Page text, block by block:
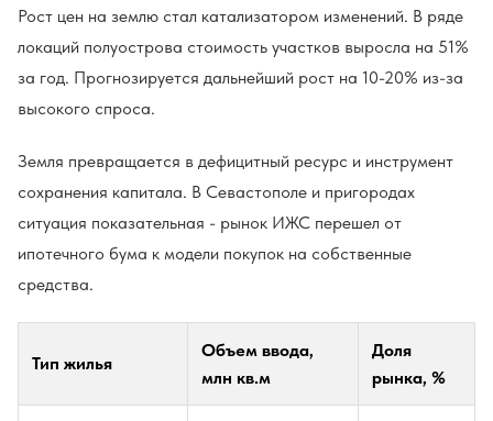
Рост цен на землю стал катализатором изменений. В ряде
локаций полуострова стоимость участков выросла на 51%
за год. Прогнозируется дальнейший рост на 10-20% из-за
высокого спроса.
Земля превращается в дефицитный ресурс и инструмент
сохранения капитала. В Севастополе и пригородах
ситуация показательная - рынок ИЖС перешел от
ипотечного бума к модели покупок на собственные
средства.
Тип жилья
Объем ввода,
млн кв.м
Доля
рынка, %